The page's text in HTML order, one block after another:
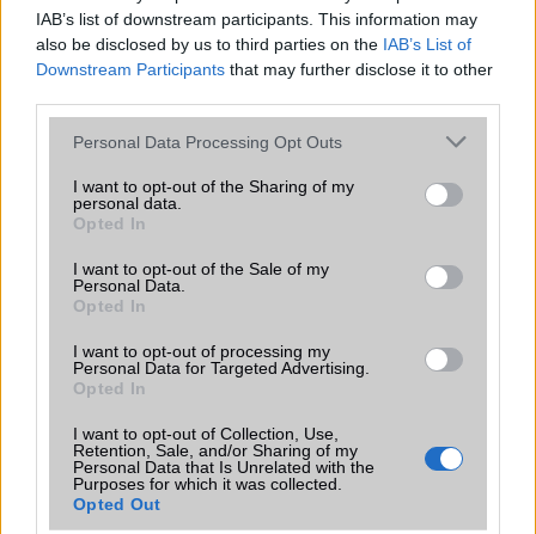
IAB’s list of downstream participants. This information may
also be disclosed by us to third parties on the IAB’s List of
Downstream Participants that may further disclose it to other
Please note that this website/app uses one or more Google
not limited to your visit or usage behaviour. You may click to
grant or deny consent to Google and its third-party tags to
use your data for below specified purposes in below Google
consent section.
Personal Data Processing Opt Outs
I want to opt-out of the Sharing of my
personal data.
Opted In
I want to opt-out of the Sale of my
Personal Data.
Opted In
I want to opt-out of processing my
Personal Data for Targeted Advertising.
Opted In
I want to opt-out of Collection, Use,
Retention, Sale, and/or Sharing of my
Personal Data that Is Unrelated with the
Purposes for which it was collected.
Opted Out
Egyre több készüléken érhető el a Huawei saját
fejlesztésű EMUI 10 felülete.
Júniusban jön a Huawei mobilokra az
EMUI 9!
2019.06.05
Huawei mobilokra is a Pie-ra épülő új EMUI.
KAPCSOLÓDÓ HÍREK
Lite verzióban is kapható lesz a Mate 20